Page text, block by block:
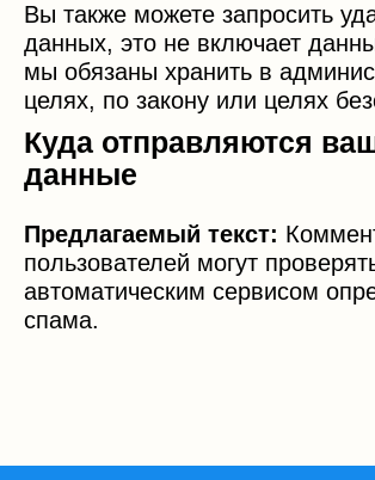
Вы также можете запросить
данных, это не включает
мы обязаны хранить в
целях, по закону или целях
Куда отправляются
данные
Предлагаемый текст:
пользователей могут
автоматическим сервисом
спама.